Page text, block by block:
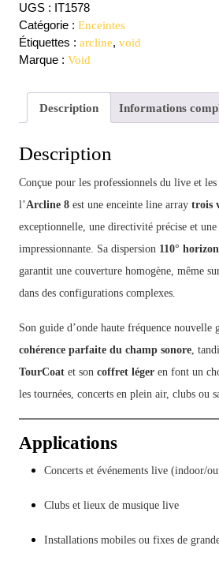
UGS : IT1578
Catégorie : Enceintes
Étiquettes : arcline, void
Marque : Void
Description Informations
Description
Conçue pour les professionnels du live et
l’Arcline 8 est une enceinte line array trois
exceptionnelle, une directivité précise et une
impressionnante. Sa dispersion 110°
garantit une couverture homogène, même
dans des configurations complexes.
Son guide d’onde haute fréquence nouvelle
cohérence parfaite du champ sonore,
TourCoat et son coffret léger en font un
les tournées, concerts en plein air, clubs ou
Applications
Concerts et événements live (indoor/
Clubs et lieux de musique live
Installations mobiles ou fixes de